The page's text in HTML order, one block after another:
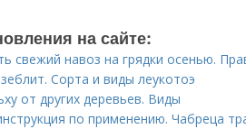
на сайте:
свежий навоз на грядки осенью.
Сорта и виды леукотоэ
от других деревьев. Виды
по применению. Чабреца